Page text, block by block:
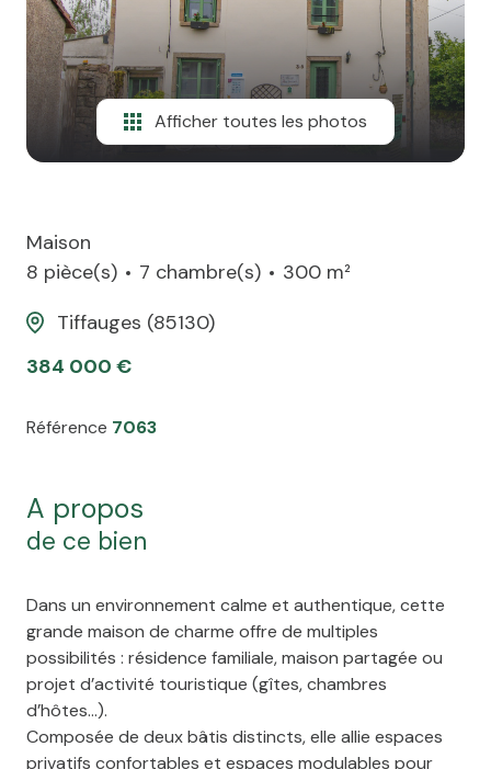
contact
Afficher toutes les photos
Maison
8 pièce(s)
7 chambre(s)
300 m²
Tiffauges (85130)
384 000 €
Référence 7063
a propos
de ce bien
Dans un environnement calme et authentique, cette
grande maison de charme offre de multiples
possibilités : résidence familiale, maison partagée ou
projet d’activité touristique (gîtes, chambres
d’hôtes…).
Composée de deux bâtis distincts, elle allie espaces
privatifs confortables et espaces modulables pour